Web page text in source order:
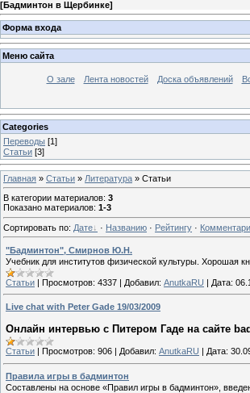
[Бадминтон в Щербинке]
Форма входа
Меню сайта
О зале Лента новостей Доска объявлений
Categories
Переводы [1]
Статьи [3]
Главная » Статьи » Литература » Статьи
В категории материалов: 3
Показано материалов: 1-3
Сортировать по: Дате · Названию · Рейтингу ·
"Бадминтон", Смирнов Ю.Н.
Учебник для институтов физической культуры. Хорошая
Статьи | Просмотров: 4337 | Добавил: AnutkaRU | Дата:
Live chat with Peter Gade 19/03/2009
Онлайн интервью с Питером Гаде на сайте
Статьи Просмотров: 906 Добавил: AnutkaRU Дата:
Правила игры в бадминтон
Составлены на основе «Правил игры в бадминтон»,